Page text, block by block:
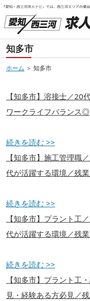
知多市
ホーム ＞ 知多市
【知多市】溶接士／20
ワークライフバランス◎
続きを読む >>
【知多市】施工管理職
代が活躍する環境／残
続きを読む >>
【知多市】プラント工
代が活躍する環境／残
続きを読む >>
【知多市】プラント工
見・経験ある方必見／